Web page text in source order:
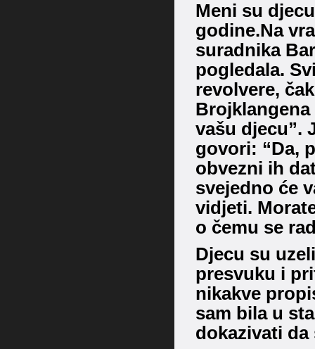
Meni su
godine.Na
suradnika
pogledala.
revolvere,
Brojklangena
vašu djecu”.
govori: “Da,
obvezni ih
svejedno će
vidjeti.
o čemu se
Djecu su
presvuku i
nikakve
sam bila u
dokazivati ​​da